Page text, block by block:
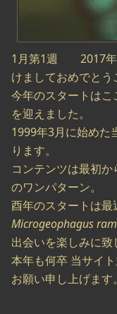
1月第1週 2017年
けましておめでとう
今年のスタートは
を迎えました。
1999年3月に始めた
ります。
コンテンツは最初
のワンパターン。
酉年のスタートは
Microgeophagus
出会いを楽しみに致
本年も何卒 当サイ
お願い申し上げます。